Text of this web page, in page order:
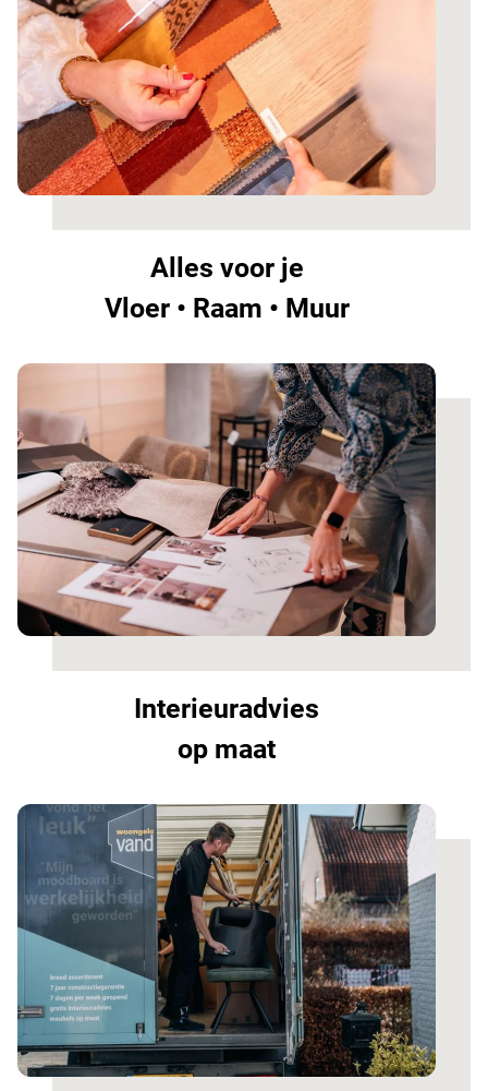
Alles voor je
Vloer • Raam • Muur
Interieuradvies
op maat